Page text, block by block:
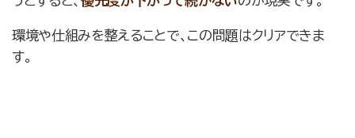
環境や仕組みを整えることで、この問題はクリアできま
す。